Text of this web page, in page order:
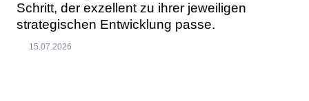
Schritt, der exzellent zu ihrer jeweiligen
strategischen Entwicklung passe.
15.07.2026